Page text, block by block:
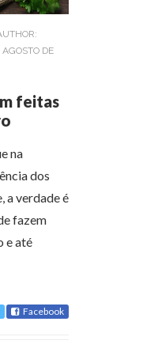
AGOSTO DE
feitas
na
dos
a verdade é
fazem
e até
Facebook